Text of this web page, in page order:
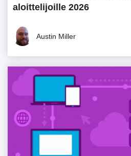
aloittelijoille 2026
Austin Miller